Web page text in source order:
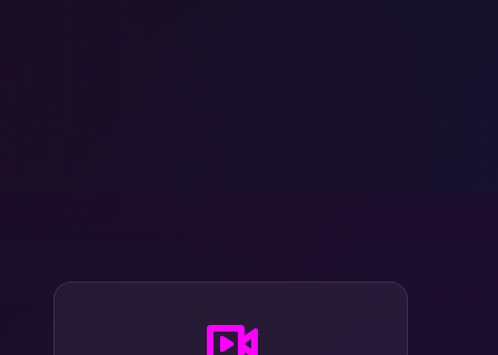
周边商品仓储管理、订单处理及售后退换货一站
式物流解决方案。